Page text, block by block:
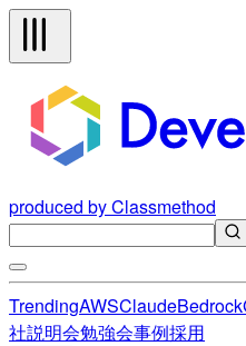
produced by Classmethod
TrendingAWSClaudeBedrock
社説明会勉強会事例採用